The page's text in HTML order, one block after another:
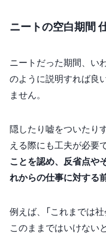
ニートの空白期間
ニートだった期間、い
のように説明すれば良
ません。
隠したり嘘をついたり
える際にも工夫が必要
ことを認め、反省点や
れからの仕事に対する
例えば、「これまでは
このままではいけない